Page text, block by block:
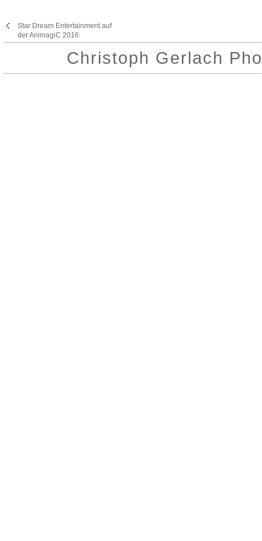
Star Dream Entertainment auf
der AnimagiC 2016
Christoph Gerlach